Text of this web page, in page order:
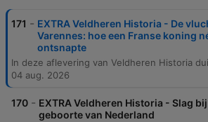
171 - EXTRA Veldheren Historia - De
Varennes: hoe een Franse koning
ontsnapte
04 aug. 2026
170 - EXTRA Veldheren Historia - Slag
geboorte van Nederland